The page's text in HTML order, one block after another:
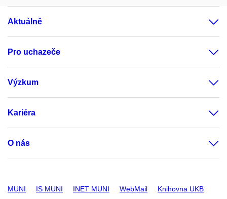
Aktuálně
Pro uchazeče
Výzkum
Kariéra
O nás
MUNI IS MUNI INET MUNI WebMail Knihovna UKB